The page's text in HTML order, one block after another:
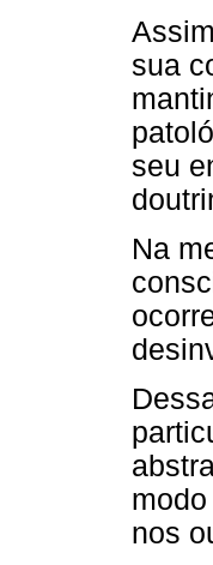
sua
seu
Na
nos